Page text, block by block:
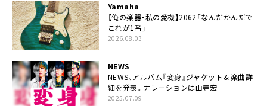
Yamaha
【俺の楽器・私の愛機】2062「なんだかんだで
これが1番」
2026.08.03
NEWS
NEWS、アルバム『変身』ジャケット＆楽曲詳
細を発表。ナレーションは⼭寺宏⼀
2025.07.09